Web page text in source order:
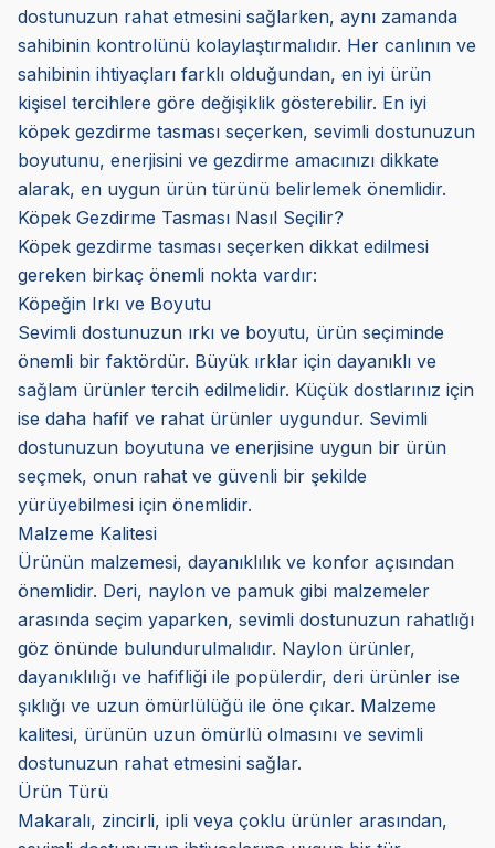
dostunuzun rahat etmesini sağlarken, aynı zamanda
sahibinin kontrolünü kolaylaştırmalıdır. Her canlının ve
sahibinin ihtiyaçları farklı olduğundan, en iyi ürün
kişisel tercihlere göre değişiklik gösterebilir. En iyi
köpek gezdirme tasması seçerken, sevimli dostunuzun
boyutunu, enerjisini ve gezdirme amacınızı dikkate
alarak, en uygun ürün türünü belirlemek önemlidir.
Köpek Gezdirme Tasması Nasıl Seçilir?
Köpek gezdirme tasması seçerken dikkat edilmesi
gereken birkaç önemli nokta vardır:
Köpeğin Irkı ve Boyutu
Sevimli dostunuzun ırkı ve boyutu, ürün seçiminde
önemli bir faktördür. Büyük ırklar için dayanıklı ve
sağlam ürünler tercih edilmelidir. Küçük dostlarınız için
ise daha hafif ve rahat ürünler uygundur. Sevimli
dostunuzun boyutuna ve enerjisine uygun bir ürün
seçmek, onun rahat ve güvenli bir şekilde
yürüyebilmesi için önemlidir.
Malzeme Kalitesi
Ürünün malzemesi, dayanıklılık ve konfor açısından
önemlidir. Deri, naylon ve pamuk gibi malzemeler
arasında seçim yaparken, sevimli dostunuzun rahatlığı
göz önünde bulundurulmalıdır. Naylon ürünler,
dayanıklılığı ve hafifliği ile popülerdir, deri ürünler ise
şıklığı ve uzun ömürlülüğü ile öne çıkar. Malzeme
kalitesi, ürünün uzun ömürlü olmasını ve sevimli
dostunuzun rahat etmesini sağlar.
Ürün Türü
Makaralı, zincirli, ipli veya çoklu ürünler arasından,